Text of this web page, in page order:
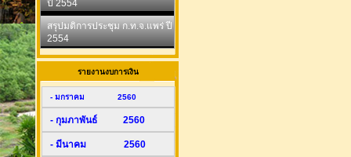
ปี 2554
สรุปมติการประชุม ก.ท.จ.แพร่ ปี
2554
รายงานงบการเงิน
- มกราคม 2560
- กุมภาพันธ์ 2560
- มีนาคม 2560